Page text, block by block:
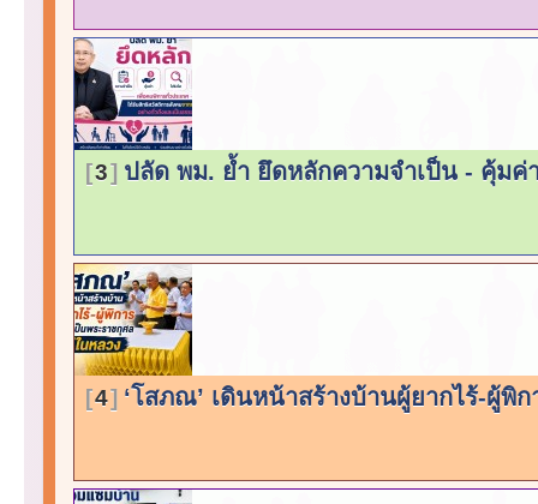
3 ปลัด พม. ย้ำ ยึดหลักความจำเป็น - คุ้มค่
4 ‘โสภณ’ เดินหน้าสร้างบ้านผู้ยากไร้-ผู้พิ